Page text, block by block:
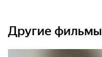
Другие фильмы